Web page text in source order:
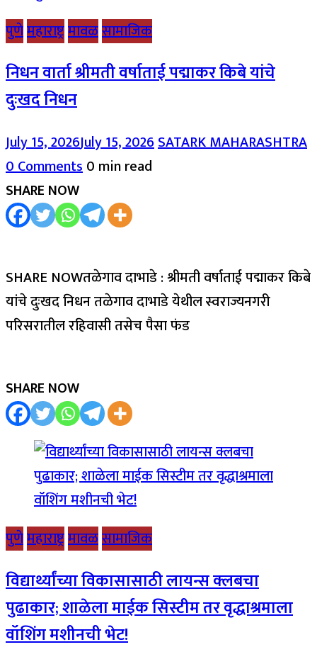
पुणेमहाराष्ट्रमावळसामाजिक
निधन वार्ता श्रीमती वर्षाताई पद्माकर किबे यांचे
दुःखद निधन
July 15, 2026July 15, 2026SATARK MAHARASHTRA
0 Comments0 min read
SHARE NOW
SHARE NOWतळेगाव दाभाडे : श्रीमती वर्षाताई पद्माकर किबे
यांचे दुःखद निधन तळेगाव दाभाडे येथील स्वराज्यनगरी
परिसरातील रहिवासी तसेच पैसा फंड
SHARE NOW
पुणेमहाराष्ट्रमावळसामाजिक
विद्यार्थ्यांच्या विकासासाठी लायन्स क्लबचा
पुढाकार; शाळेला माईक सिस्टीम तर वृद्धाश्रमाला
वॉशिंग मशीनची भेट!